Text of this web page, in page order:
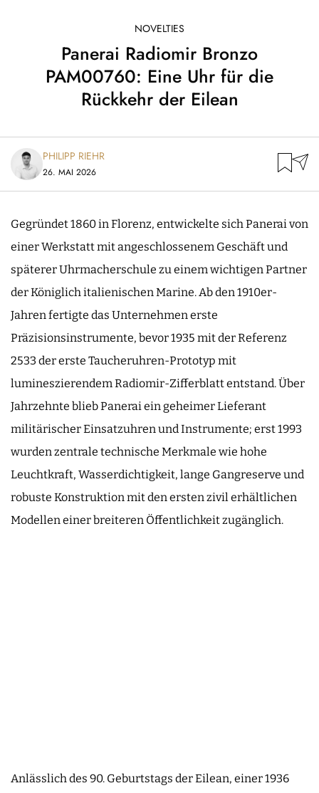
NOVELTIES
Panerai Radiomir Bronzo
PAM00760: Eine Uhr für die
Rückkehr der Eilean
PHILIPP RIEHR
26. MAI 2026
Gegründet 1860 in Florenz, entwickelte sich Panerai von
einer Werkstatt mit angeschlossenem Geschäft und
späterer Uhrmacherschule zu einem wichtigen Partner
der Königlich italienischen Marine. Ab den 1910er-
Jahren fertigte das Unternehmen erste
Präzisionsinstrumente, bevor 1935 mit der Referenz
2533 der erste Taucheruhren-Prototyp mit
lumineszierendem Radiomir-Zifferblatt entstand. Über
Jahrzehnte blieb Panerai ein geheimer Lieferant
militärischer Einsatzuhren und Instrumente; erst 1993
wurden zentrale technische Merkmale wie hohe
Leuchtkraft, Wasserdichtigkeit, lange Gangreserve und
robuste Konstruktion mit den ersten zivil erhältlichen
Modellen einer breiteren Öffentlichkeit zugänglich.
Anlässlich des 90. Geburtstags der Eilean, einer 1936